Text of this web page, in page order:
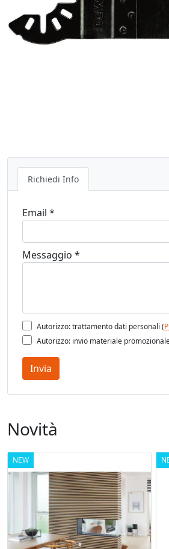
Richiedi Info
Email *
Messaggio *
Autorizzo: trattamento dati personali (
Autorizzo: invio materiale
Invia
Novità
NEW